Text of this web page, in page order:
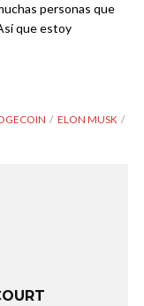
personas que
que estoy
ELON MUSK